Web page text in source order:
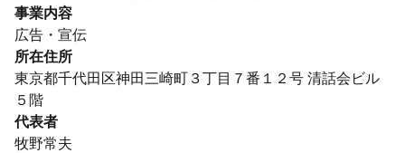
事業内容
広告・宣伝
所在住所
東京都千代田区神田三崎町３丁目７番１２号 清話会ビル
５階
代表者
牧野常夫